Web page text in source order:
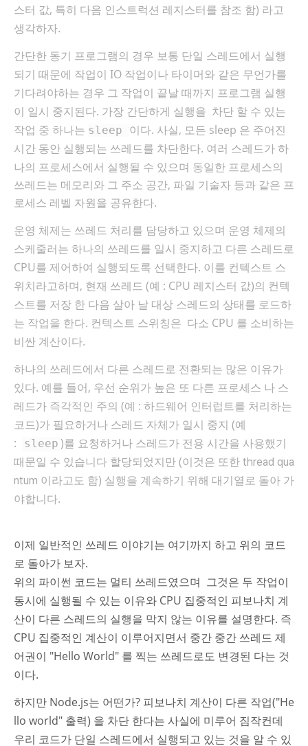
스터 값, 특히 다음 인스트럭션 레지스터를 참조 함) 라고
생각하자.
간단한 동기 프로그램의 경우 보통 단일 스레드에서 실행
되기 때문에 작업이 IO 작업이나 타이머와 같은 무언가를
기다려야하는 경우 그 작업이 끝날 때까지 프로그램 실행
이 일시 중지된다. 가장 간단하게 실행을 차단 할 수 있는
작업 중 하나는 sleep 이다. 사실, 모든 sleep 은 주어진
시간 동안 실행되는 쓰레드를 차단한다. 여러 스레드가 하
나의 프로세스에서 실행될 수 있으며 동일한 프로세스의
쓰레드는 메모리와 그 주소 공간, 파일 기술자 등과 같은 프
로세스 레벨 자원을 공유한다.
운영 체제는 쓰레드 처리를 담당하고 있으며 운영 체제의
스케줄러는 하나의 쓰레드를 일시 중지하고 다른 스레드로
CPU를 제어하여 실행되도록 선택한다. 이를 컨텍스트 스
위치라고하며, 현재 쓰레드 (예 : CPU 레지스터 값)의 컨텍
스트를 저장 한 다음 살아 날 대상 스레드의 상태를 로드하
는 작업을 한다. 컨텍스트 스위칭은 다소 CPU 를 소비하는
비싼 계산이다.
하나의 쓰레드에서 다른 스레드로 전환되는 많은 이유가
있다. 예를 들어, 우선 순위가 높은 또 다른 프로세스 나 스
레드가 즉각적인 주의 (예 : 하드웨어 인터럽트를 처리하는
코드)가 필요하거나 스레드 자체가 일시 중지 (예
:
sleep )를 요청하거나 스레드가 전용 시간을 사용했기
때문일 수 있습니다 할당되었지만 (이것은 또한 thread qua
ntum 이라고도 함) 실행을 계속하기 위해 대기열로 돌아 가
야합니다.
이제 일반적인 쓰레드 이야기는 여기까지 하고 위의 코드
로 돌아가 보자.
위의 파이썬 코드는 멀티 쓰레드였으며 그것은 두 작업이
동시에 실행될 수 있는 이유와 CPU 집중적인 피보나치 계
산이 다른 스레드의 실행을 막지 않는 이유를 설명한다. 즉
CPU 집중적인 계산이 이루어지면서 중간 중간 쓰레드 제
어권이 "Hello World" 를 찍는 쓰레드로도 변경된 다는 것
이다.
하지만 Node.js는 어떤가? 피보나치 계산이 다른 작업("He
llo world" 출력) 을 차단 한다는 사실에 미루어 짐작컨데
우리 코드가 단일 스레드에서 실행되고 있는 것을 알 수 있